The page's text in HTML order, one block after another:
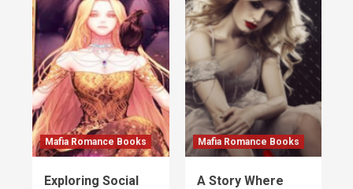
Mafia Romance Books
Exploring Social
Mafia Romance Books
A Story Where